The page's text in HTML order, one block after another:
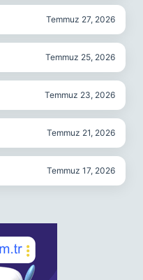
Temmuz 27, 2026
Temmuz 25, 2026
Temmuz 23, 2026
Temmuz 21, 2026
Temmuz 17, 2026